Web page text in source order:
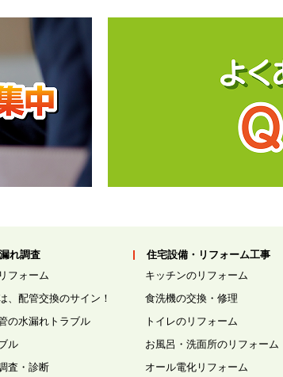
れ調査
フォーム
、配管交換のサイン！
の水漏れトラブル
ル
査・診断
住宅設備・リフォーム工事
キッチンのリフォーム
食洗機の交換・修理
トイレのリフォーム
お風呂・洗面所のリフォーム
オール電化リフォーム